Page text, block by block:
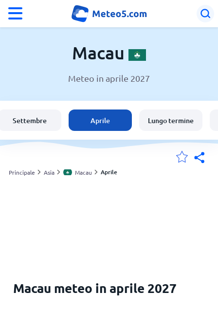
Italia
Svizzera
Macau
Meteo in aprile 2027
Settembre Aprile Lungo termine
Principale Asia Macau Aprile
Macau meteo in aprile 2027